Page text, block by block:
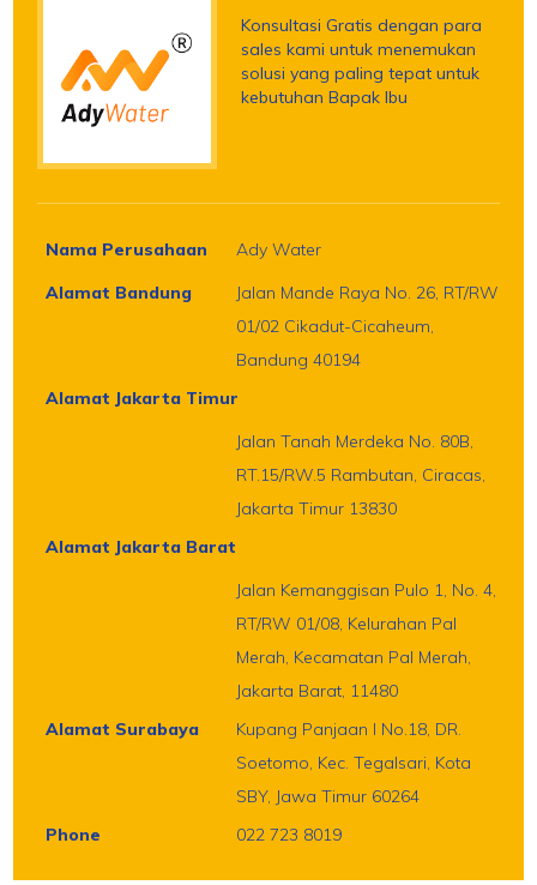
Konsultasi Gratis dengan para
sales kami untuk menemukan
solusi yang paling tepat untuk
kebutuhan Bapak Ibu
Nama Perusahaan
Ady Water
Alamat Bandung
Jalan Mande Raya No. 26, RT/RW
01/02 Cikadut-Cicaheum,
Bandung 40194
Alamat Jakarta Timur
Jalan Tanah Merdeka No. 80B,
RT.15/RW.5 Rambutan, Ciracas,
Jakarta Timur 13830
Alamat Jakarta Barat
Jalan Kemanggisan Pulo 1, No. 4,
RT/RW 01/08, Kelurahan Pal
Merah, Kecamatan Pal Merah,
Jakarta Barat, 11480
Alamat Surabaya
Kupang Panjaan I No.18, DR.
Soetomo, Kec. Tegalsari, Kota
SBY, Jawa Timur 60264
Phone
022 723 8019